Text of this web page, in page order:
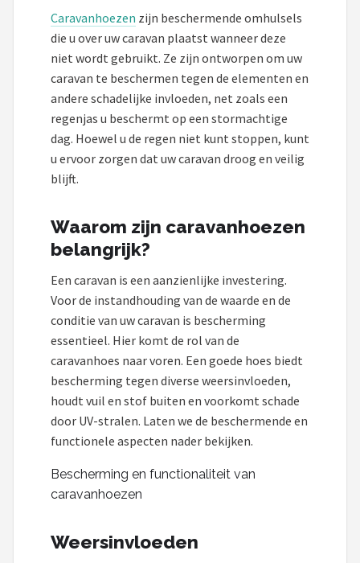
Caravanhoezen zijn beschermende omhulsels
die u over uw caravan plaatst wanneer deze
niet wordt gebruikt. Ze zijn ontworpen om uw
caravan te beschermen tegen de elementen en
andere schadelijke invloeden, net zoals een
regenjas u beschermt op een stormachtige
dag. Hoewel u de regen niet kunt stoppen, kunt
u ervoor zorgen dat uw caravan droog en veilig
blijft.
Waarom zijn caravanhoezen
belangrijk?
Een caravan is een aanzienlijke investering.
Voor de instandhouding van de waarde en de
conditie van uw caravan is bescherming
essentieel. Hier komt de rol van de
caravanhoes naar voren. Een goede hoes biedt
bescherming tegen diverse weersinvloeden,
houdt vuil en stof buiten en voorkomt schade
door UV-stralen. Laten we de beschermende en
functionele aspecten nader bekijken.
Bescherming en functionaliteit van
caravanhoezen
Weersinvloeden